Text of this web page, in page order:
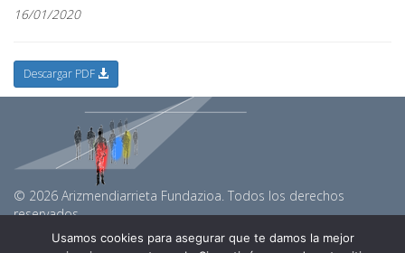
16/01/2020
Descargar PDF
© 2026 Arizmendiarrieta Fundazioa. Todos los derechos
reservados.
arizmendiarrietaf@gmail.com
Usamos cookies para asegurar que te damos la mejor